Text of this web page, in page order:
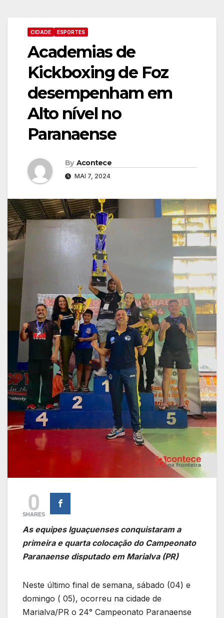
CIDADE ESPORTES
Academias de
Kickboxing de Foz
desempenham em
Alto nível no
Paranaense
By Acontece
MAI 7, 2024
0
SHARES
As equipes Iguaçuenses conquistaram a
primeira e quarta colocação do Campeonato
Paranaense disputado em Marialva (PR)
Neste último final de semana, sábado (04) e
domingo ( 05), ocorreu na cidade de
Marialva/PR o 24° Campeonato Paranaense